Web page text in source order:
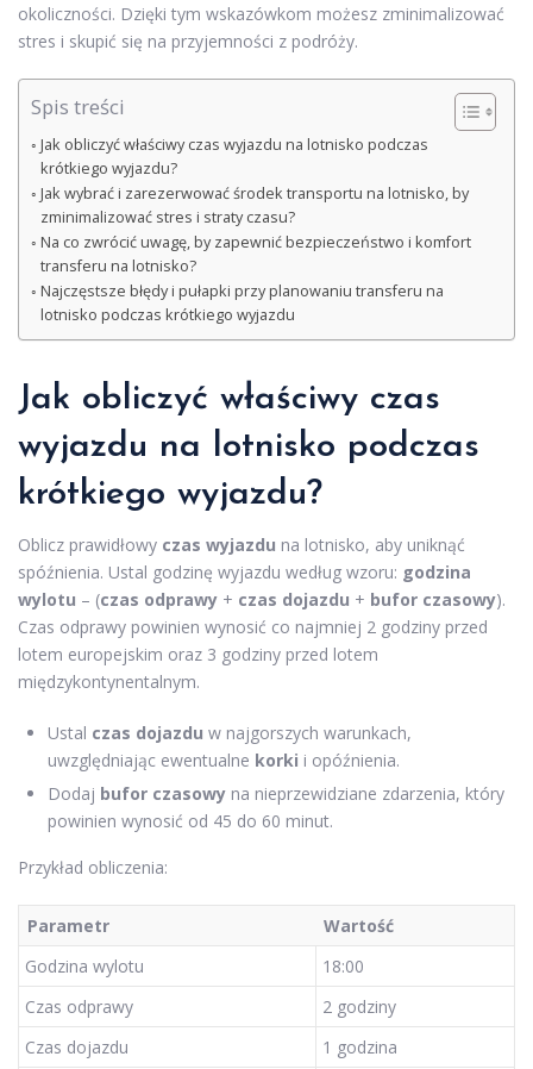
okoliczności. Dzięki tym wskazówkom możesz zminimalizować
stres i skupić się na przyjemności z podróży.
Spis treści
Jak obliczyć właściwy czas wyjazdu na lotnisko podczas
krótkiego wyjazdu?
Jak wybrać i zarezerwować środek transportu na lotnisko, by
zminimalizować stres i straty czasu?
Na co zwrócić uwagę, by zapewnić bezpieczeństwo i komfort
transferu na lotnisko?
Najczęstsze błędy i pułapki przy planowaniu transferu na
lotnisko podczas krótkiego wyjazdu
Jak obliczyć właściwy czas
wyjazdu na lotnisko podczas
krótkiego wyjazdu?
Oblicz prawidłowy czas wyjazdu na lotnisko, aby uniknąć
spóźnienia. Ustal godzinę wyjazdu według wzoru: godzina
wylotu – (czas odprawy + czas dojazdu + bufor czasowy).
Czas odprawy powinien wynosić co najmniej 2 godziny przed
lotem europejskim oraz 3 godziny przed lotem
międzykontynentalnym.
Ustal czas dojazdu w najgorszych warunkach,
uwzględniając ewentualne korki i opóźnienia.
Dodaj bufor czasowy na nieprzewidziane zdarzenia, który
powinien wynosić od 45 do 60 minut.
Przykład obliczenia:
Parametr
Wartość
Godzina wylotu
18:00
Czas odprawy
2 godziny
Czas dojazdu
1 godzina